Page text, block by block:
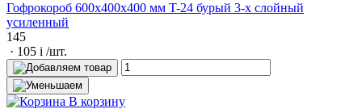
Гофрокороб 600x400x400 мм T-24 бурый 3-х слойный
усиленный
145
· 105 i /шт.
В корзину